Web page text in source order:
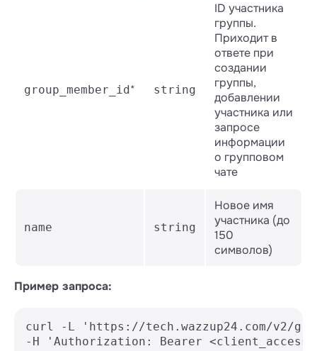
group_member_id* string
ID участника
группы.
Приходит в
ответе при
создании
группы,
добавлении
участника или
запросе
информации
о групповом
чате
name string
Новое имя
участника (до
150
символов)
Пример запроса:
curl -L 'https://tech.wazzup24.com/v2/
-H 'Authorization: Bearer